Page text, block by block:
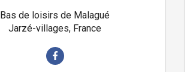
Bas de loisirs de Malagué
Jarzé-villages, France